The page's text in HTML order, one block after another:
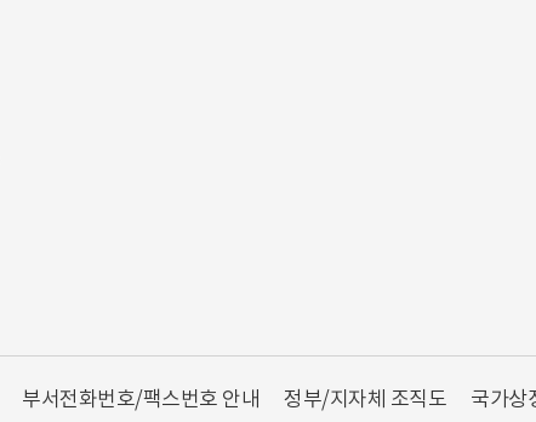
부서전화번호/팩스번호 안내 정부/지자체 조직도 국가상